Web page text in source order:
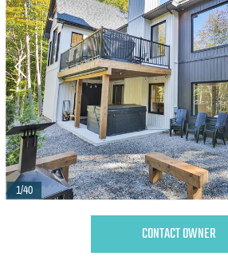
1/40
CONTACT OWNER